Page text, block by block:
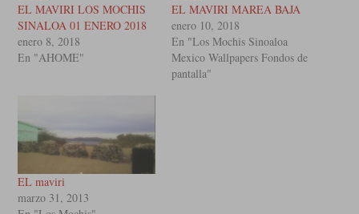
EL MAVIRI LOS MOCHIS
SINALOA 01 ENERO 2018
enero 8, 2018
En "AHOME"
EL MAVIRI MAREA BAJA
enero 10, 2018
En "Los Mochis Sinoaloa
Mexico Wallpapers Fondos de
pantalla"
EL maviri
marzo 31, 2013